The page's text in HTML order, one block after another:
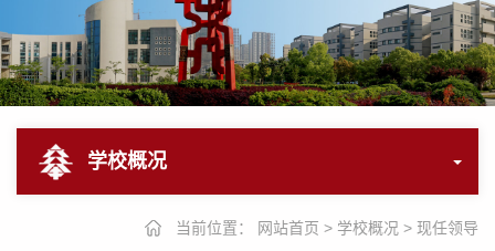
学校概况
当前位置： 网站首页 > 学校概况 > 现任领导